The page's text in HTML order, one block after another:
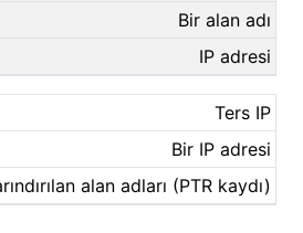
Bir alan adı
IP adresi
Ters IP
Bir IP adresi
alan adları (PTR kaydı)